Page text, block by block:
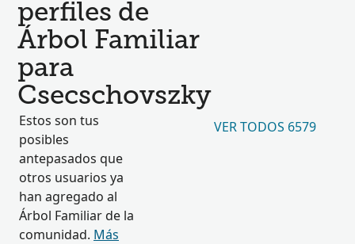
perfiles de
Árbol Familiar
para
Csecschovszky
Estos son tus
posibles
antepasados que
otros usuarios ya
han agregado al
Árbol Familiar de la
comunidad. Más
VER TODOS 6579